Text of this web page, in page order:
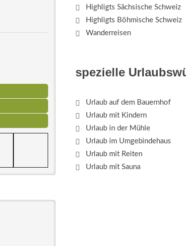
Highligts Sächsische Schweiz
Highligts Böhmische Schweiz
Wanderreisen
spezielle
Urlaub auf dem Bauernhof
Urlaub mit Kindern
Urlaub in der Mühle
Urlaub im Umgebindehaus
Urlaub mit Reiten
Urlaub mit Sauna